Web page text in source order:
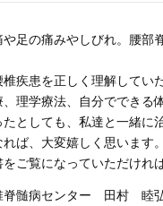
足の痛みやしびれ。腰部
疾患を正しく理解してい
理学療法、自分でできる
としても、私達と一緒に
ば、大変嬉しく思います。
ご覧になっていただけれ
脊髄病センター 田村 睦